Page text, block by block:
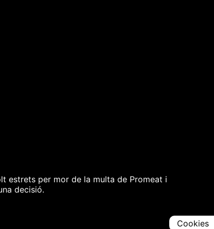
estrets per mor de la multa de Promeat i
decisió.
Cookies